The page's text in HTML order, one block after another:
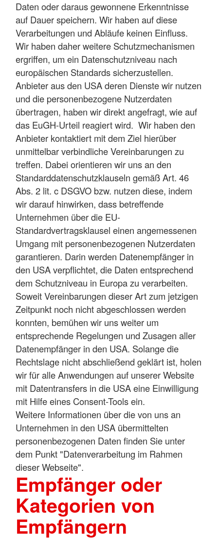
Daten oder daraus gewonnene Erkenntnisse
auf Dauer speichern. Wir haben auf diese
Verarbeitungen und Abläufe keinen Einfluss.
Wir haben daher weitere Schutzmechanismen
ergriffen, um ein Datenschutzniveau nach
europäischen Standards sicherzustellen.
Anbieter aus den USA deren Dienste wir nutzen
und die personenbezogene Nutzerdaten
übertragen, haben wir direkt angefragt, wie auf
das EuGH-Urteil reagiert wird. Wir haben den
Anbieter kontaktiert mit dem Ziel hierüber
unmittelbar verbindliche Vereinbarungen zu
treffen. Dabei orientieren wir uns an den
Standarddatenschutzklauseln gemäß Art. 46
Abs. 2 lit. c DSGVO bzw. nutzen diese, indem
wir darauf hinwirken, dass betreffende
Unternehmen über die EU-
Standardvertragsklausel einen angemessenen
Umgang mit personenbezogenen Nutzerdaten
garantieren. Darin werden Datenempfänger in
den USA verpflichtet, die Daten entsprechend
dem Schutzniveau in Europa zu verarbeiten.
Soweit Vereinbarungen dieser Art zum jetzigen
Zeitpunkt noch nicht abgeschlossen werden
konnten, bemühen wir uns weiter um
entsprechende Regelungen und Zusagen aller
Datenempfänger in den USA. Solange die
Rechtslage nicht abschließend geklärt ist, holen
wir für alle Anwendungen auf unserer Website
mit Datentransfers in die USA eine Einwilligung
mit Hilfe eines Consent-Tools ein.
Weitere Informationen über die von uns an
Unternehmen in den USA übermittelten
personenbezogenen Daten finden Sie unter
dem Punkt "Datenverarbeitung im Rahmen
dieser Webseite".
Empfänger oder
Kategorien von
Empfängern